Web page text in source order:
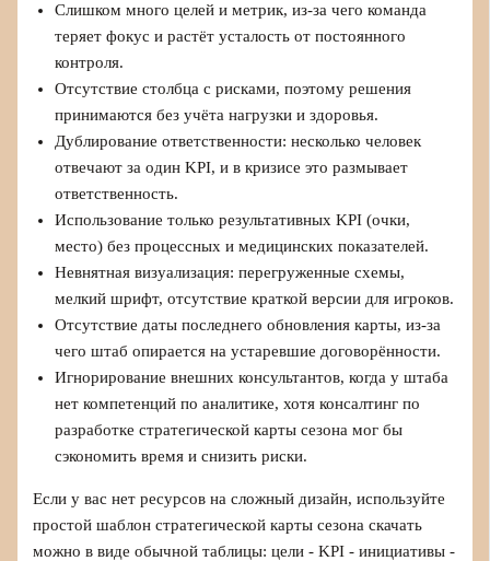
Слишком много целей и метрик, из-за чего команда
теряет фокус и растёт усталость от постоянного
контроля.
Отсутствие столбца с рисками, поэтому решения
принимаются без учёта нагрузки и здоровья.
Дублирование ответственности: несколько человек
отвечают за один KPI, и в кризисе это размывает
ответственность.
Использование только результативных KPI (очки,
место) без процессных и медицинских показателей.
Невнятная визуализация: перегруженные схемы,
мелкий шрифт, отсутствие краткой версии для игроков.
Отсутствие даты последнего обновления карты, из-за
чего штаб опирается на устаревшие договорённости.
Игнорирование внешних консультантов, когда у штаба
нет компетенций по аналитике, хотя консалтинг по
разработке стратегической карты сезона мог бы
сэкономить время и снизить риски.
Если у вас нет ресурсов на сложный дизайн, используйте
простой шаблон стратегической карты сезона скачать
можно в виде обычной таблицы: цели - KPI - инициативы -